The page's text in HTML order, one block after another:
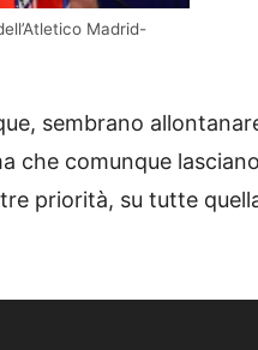
Madrid-
sembrano
che comunque
priorità, su tutte